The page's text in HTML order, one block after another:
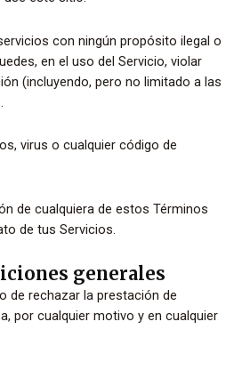
con ningún propósito ilegal o
en el uso del Servicio, violar
(incluyendo, pero no limitado a las
virus o cualquier código de
de cualquiera de estos Términos
de tus Servicios.
generales
de rechazar la prestación de
por cualquier motivo y en cualquier